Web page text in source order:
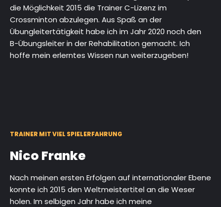
die Möglichkeit 2015 die Trainer C-Lizenz im
Crossminton abzulegen. Aus Spaß an der
Übungleitertätigkeit habe ich im Jahr 2020 noch den
B-Übungsleiter in der Rehabilitation gemacht. Ich
hoffe mein erlerntes Wissen nun weiterzugeben!
TRAINER MIT VIEL SPIELERFAHRUNG
Nico Franke
Nach meinen ersten Erfolgen auf internationaler Ebene
konnte ich 2015 den Weltmeistertitel an die Weser
holen. Im selbigen Jahr habe ich meine